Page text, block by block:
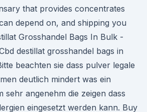
that provides concentrates
depend on, and shipping you
Grosshandel Bags In Bulk -
destillat grosshandel bags in
beachten sie dass pulver legale
deutlich mindert was ein
angenehm die zeigen dass
eingesetzt werden kann. Buy